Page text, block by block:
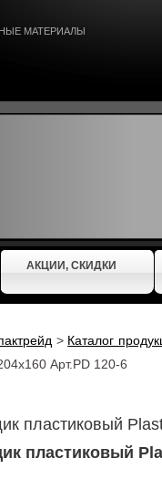
МАТЕРИАЛЫ
АКЦИИ, СКИДКИ
> Каталог
Арт.PD 120-6
пластиковый
пластиковый